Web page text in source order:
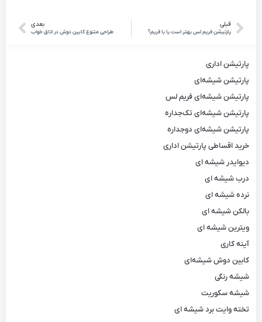
پارتیشن اداری
پارتیشن شیشه‌ای
پارتیشن شیشه‌ای فریم لس
پارتیشن شیشه‌ای تک‌جداره
پارتیشن شیشه‌ای دوجداره
خرید اقساطی پارتیشن اداری
دیوایدر شیشه ای
درب شیشه ای
نرده شیشه ای
بالکن شیشه ای
ویترین شیشه ای
آینه کاری
کابین دوش شیشه‌ای
شیشه رنگی
شیشه سکوریت
تخته وایت برد شیشه ای
قبلی
پارتیشن فریم لس بهتر است یا با فریم؟
بعدی
طراحی متنوع کابین دوش در اتاق خواب